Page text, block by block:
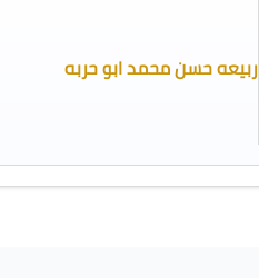
ربيعه حسن محمد ابو حربه